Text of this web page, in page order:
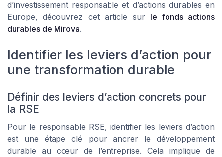
d’investissement responsable et d’actions durables en
Europe, découvrez cet article sur le fonds actions
durables de Mirova.
Identifier les leviers d’action pour
une transformation durable
Définir des leviers d’action concrets pour
la RSE
Pour le responsable RSE, identifier les leviers d’action
est une étape clé pour ancrer le développement
durable au cœur de l’entreprise. Cela implique de